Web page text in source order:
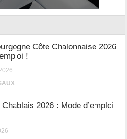
Côte Chalonnaise 2026
!
Chablais 2026 : Mode d’emploi